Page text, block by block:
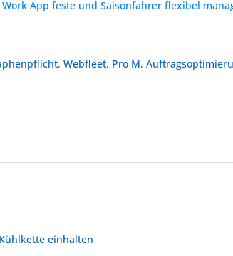
App feste und Saisonfahrer flexibel
,Webfleet, Pro M,
Kühlkette einhalten